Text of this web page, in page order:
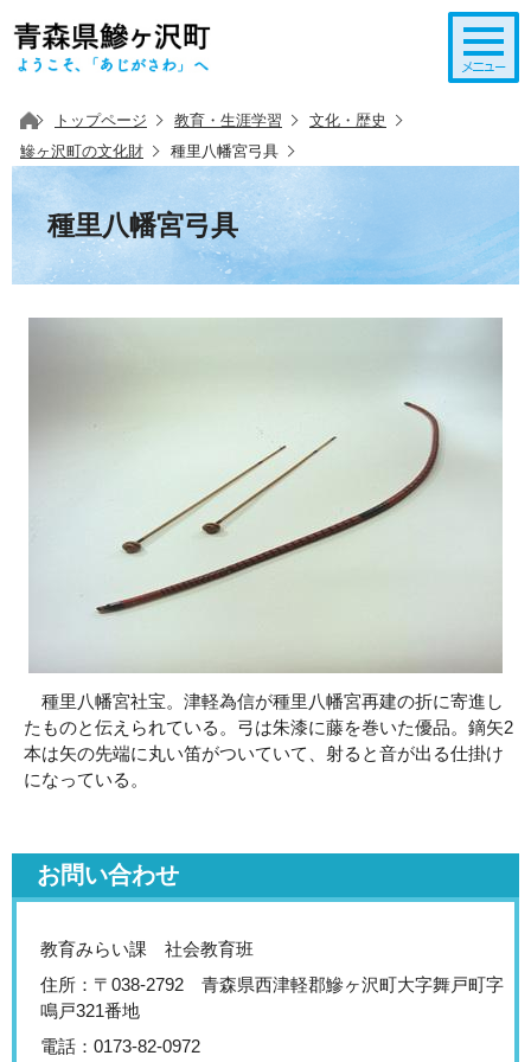
トップページ 教育・生涯学習
文化・歴史
鰺ヶ沢町の文化財
種里八幡宮弓具
種里八幡宮弓具
種里八幡宮社宝。津軽為信が種里八幡宮再建の折に寄進し
たものと伝えられている。弓は朱漆に藤を巻いた優品。鏑矢2
本は矢の先端に丸い笛がついていて、射ると音が出る仕掛け
になっている。
お問い合わせ
教育みらい課 社会教育班
住所：〒038-2792 青森県西津軽郡鰺ヶ沢町大字舞戸町字
鳴戸321番地
電話：0173-82-0972